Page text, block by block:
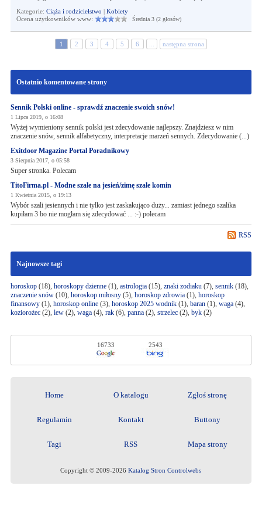
Kategorie: Ciąża i rodzicielstwo | Kobiety
Ocena użytkowników www:
Średnia 3 (2 głosów)
1 2 3 4 5 6 następna strona
Ostatnio komentowane strony
Sennik Polski online - sprawdź znaczenie swoich snów!
1 Lipca 2019, o 16:08
Wyżej wymieniony sennik polski jest zdecydowanie najlepszy. Znajdziesz w nim
znaczenie snów, sennik alfabetyczny, interpretacje marzeń sennych. Zdecydowanie (...)
Exitdoor Magazine Portal Poradnikowy
3 Sierpnia 2017, o 05:58
Super stronka. Polecam
TitoFirma.pl - Modne szale na jesień/zimę szale komin
1 Kwietnia 2015, o 19:13
Wybór szali jesiennych i nie tylko jest zaskakująco duży... zamiast jednego szalika
kupiłam 3 bo nie mogłam się zdecydować ... :-) polecam
RSS
Najnowsze tagi
horoskop(18), horoskopy dzienne(1), astrologia(15), znaki zodiaku(7), sennik(18),
znaczenie snów(10), horoskop miłosny(5), horoskop zdrowia(1), horoskop
finansowy(1), horoskop online(3), horoskop 2025 wodnik(1), baran(1), waga(4),
koziorożec(2), lew(2), waga(4), rak(6), panna(2), strzelec(2), byk(2)
16733 2543
Home O katalogu Zgłoś stronę
Regulamin Kontakt Buttony
Tagi RSS Mapa strony
Copyright © 2009-2026Katalog Stron Controlwebs